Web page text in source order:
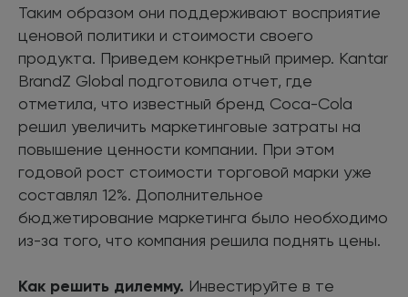
Таким образом они поддерживают восприятие
ценовой политики и стоимости своего
продукта. Приведем конкретный пример. Kantar
BrandZ Global подготовила отчет, где
отметила, что известный бренд Coca-Cola
решил увеличить маркетинговые затраты на
повышение ценности компании. При этом
годовой рост стоимости торговой марки уже
составлял 12%. Дополнительное
бюджетирование маркетинга было необходимо
из-за того, что компания решила поднять цены.
Как решить дилемму. Инвестируйте в те